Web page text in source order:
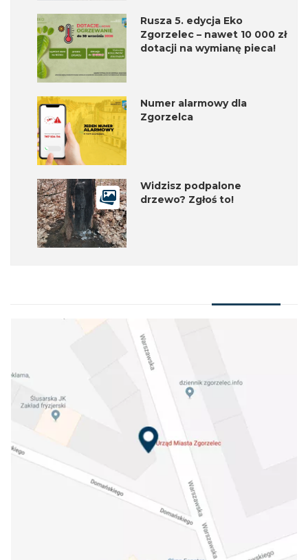
Rusza 5. edycja Eko
Zgorzelec – nawet 10 000 zł
dotacji na wymianę pieca!
Numer alarmowy dla
Zgorzelca
Widzisz podpalone
drzewo? Zgłoś to!